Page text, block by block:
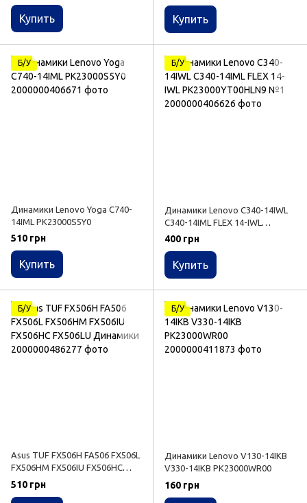
Купить Купить
Б/У
Динамики Lenovo Yoga C740-
14IML PK23000S5Y0
510 грн
Купить
Б/У
Динамики Lenovo C340-14IWL
C340-14IML FLEX 14-IWL
PK23000YT00HLN9 №1
400 грн
Купить
Б/У
Asus TUF FX506H FA506 FX506L
FX506HM FX506IU FX506HC
FX506LU Динамики
510 грн
Б/У
Динамики Lenovo V130-14IKB
V330-14IKB PK23000WR00
160 грн